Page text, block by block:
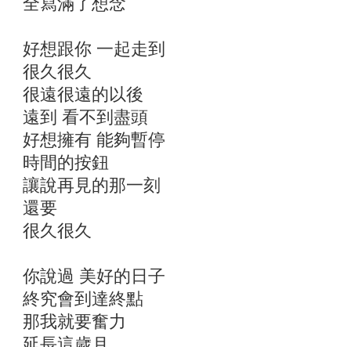
好想跟你 一起走到
很久很久
很遠很遠的以後
遠到 看不到盡頭
好想擁有 能夠暫停
時間的按鈕
讓說再見的那一刻
還要
很久很久
你說過 美好的日子
終究會到達終點
那我就要奮力